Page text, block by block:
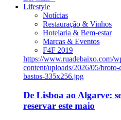
Lifestyle
Notícias
Restauração & Vinhos
Hotelaria & Bem-estar
Marcas & Eventos
F4F 2019
https://www.ruadebaixo.com/
content/uploads/2026/05/
bastos-335x256.jpg
De Lisboa ao Algarve:
reservar este maio